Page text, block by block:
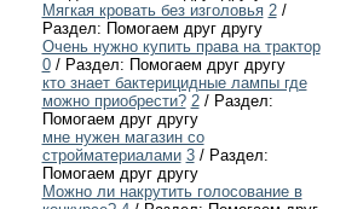
Мягкая кровать без изголовья 2/
Раздел: Помогаем друг другу
Очень нужно купить права на трактор
0/ Раздел: Помогаем друг другу
кто знает бактерицидные лампы где
можно приобрести? 2/ Раздел:
Помогаем друг другу
мне нужен магазин со
стройматериалами 3/ Раздел:
Помогаем друг другу
Можно ли накрутить голосование в